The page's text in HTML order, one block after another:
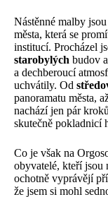
Nástěnné malby
města, která se
institucí. Procházel
starobylých budov
a dechberoucí
uchvátily. Od
panoramatu města,
nachází jen pár
skutečně pokladnicí
Co je však na
obyvatelé, kteří jsou
ochotně vyprávějí
že jsem si mohl